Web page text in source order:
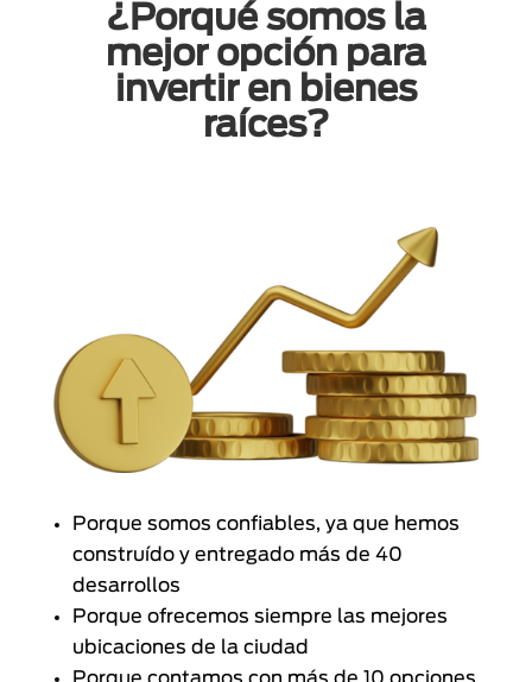
¿Porqué somos la
mejor opción para
invertir en bienes
raíces?
Porque somos confiables, ya que hemos
construído y entregado más de 40
desarrollos
Porque ofrecemos siempre las mejores
ubicaciones de la ciudad